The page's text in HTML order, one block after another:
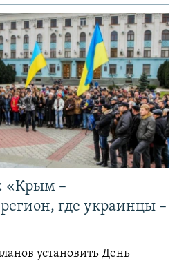
«Крым –
где украинцы –
установить День